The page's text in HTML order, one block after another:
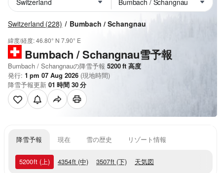
Switzerland (228) Bumbach / Schangnau
緯度/経度:46.80° N 7.90° E
Bumbach / Schangnau雪予報
Bumbach / Schangnauの降雪予報 5200ft 高度
発行: 1 pm 07 Aug 2026 (現地時間)
降雪予報更新 01 時間 30分
降雪予報 現在 雪の歴史 リゾート情報
5200ft (上) 4354ft (中) 3507ft (下) 天気図